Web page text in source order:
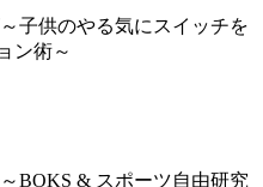
子供のやる気にスイッチを
ン術～